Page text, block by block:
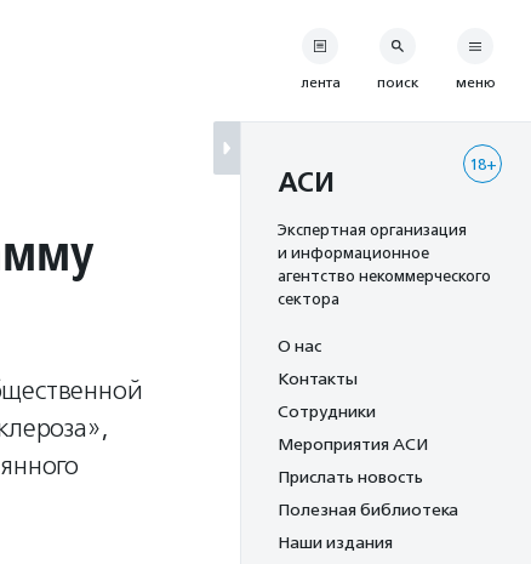
лента поиск меню
18+
АСИ
Экспертная организация
и информационное
агентство некоммерческого
сектора
О нас
Контакты
Сотрудники
Мероприятия АСИ
Прислать новость
Полезная библиотека
Наши издания